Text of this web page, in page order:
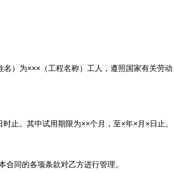
）为×××（工程名称）工人，遵照国家有关劳动
止。其中试用期限为××个月，至×年×月×日止。
同的各项条款对乙方进行管理。